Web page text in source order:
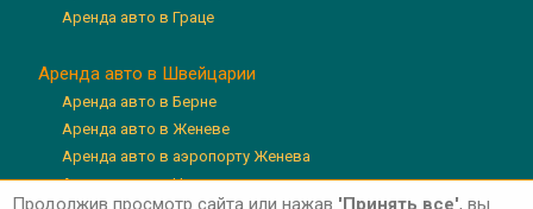
Аренда авто в Граце
Аренда авто в Швейцарии
Аренда авто в Берне
Аренда авто в Женеве
Аренда авто в аэропорту Женева
Аренда авто в Цюрихе
Продолжив просмотр сайта или нажав 'Принять все', вы